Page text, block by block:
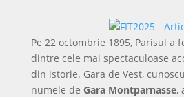
Pe 22 octombrie 1895, Parisul a
dintre cele mai spectaculoase
din istorie. Gara de Vest,
numele de Gara Montparnasse,